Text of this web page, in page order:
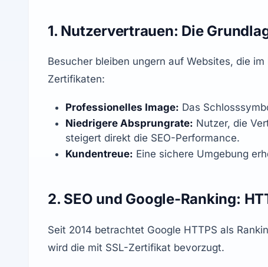
1. Nutzervertrauen: Die
Besucher bleiben ungern auf Websites, die
Zertifikaten:
Professionelles Image: Das
Niedrigere Absprungrate: Nutzer, die
steigert direkt die SEO-Performance.
Kundentreue: Eine sichere Umgebung
2. SEO und Google-Ranking:
Seit 2014 betrachtet Google HTTPS als
wird die mit SSL-Zertifikat bevorzugt.